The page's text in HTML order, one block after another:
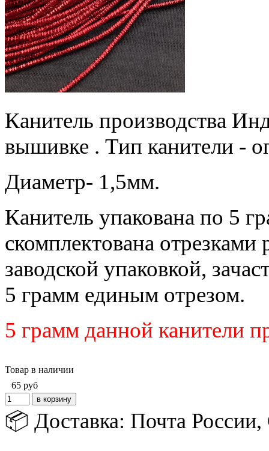
Канитель производства
вышивке . Тип канители -
Диаметр- 1,5мм.
Канитель упакована по 5
скомплектована
заводской упаковкой,
5 грамм единым отрезом.
5 грамм данной канители
Товар в наличии
65 руб
📦 Доставка: Почта